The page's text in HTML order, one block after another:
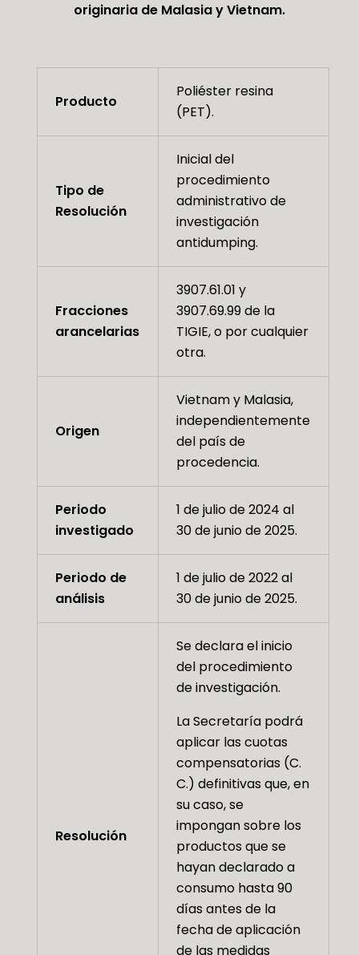
originaria de Malasia y Vietnam.
Producto
Poliéster resina
(PET).
Tipo de
Resolución
Inicial del
procedimiento
administrativo de
investigación
antidumping.
Fracciones
arancelarias
3907.61.01 y
3907.69.99 de la
TIGIE, o por cualquier
otra.
Origen
Vietnam y Malasia,
independientemente
del país de
procedencia.
Periodo
investigado
1 de julio de 2024 al
30 de junio de 2025.
Periodo de
análisis
1 de julio de 2022 al
30 de junio de 2025.
Resolución
Se declara el inicio
del procedimiento
de investigación.
La Secretaría podrá
aplicar las cuotas
compensatorias (C.
C.) definitivas que, en
su caso, se
impongan sobre los
productos que se
hayan declarado a
consumo hasta 90
días antes de la
fecha de aplicación
de las medidas